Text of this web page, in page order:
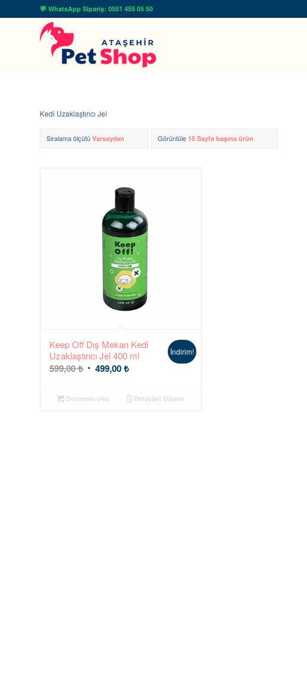
💬 WhatsApp Sipariş: 0551 455 05 50
Kedi Uzaklaştırıcı Jel
Sıralama ölçütü Varsayılan Görüntüle 15 Sayfa başına ürün
Keep Off Dış Mekan Kedi
Uzaklaştırıcı Jel 400 ml
599,00₺ Orijinal
599,00 ₺.
499,00₺Şu
fiyat:
İndirim!
Devamını oku Detayları Göster